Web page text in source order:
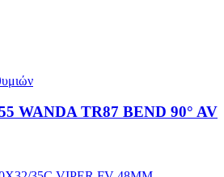
WANDA TR87 BEND 90° AV